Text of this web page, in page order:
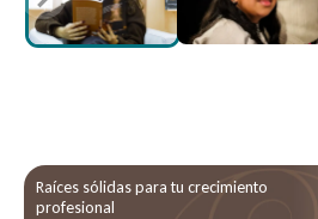
Raíces sólidas para tu crecimiento
profesional